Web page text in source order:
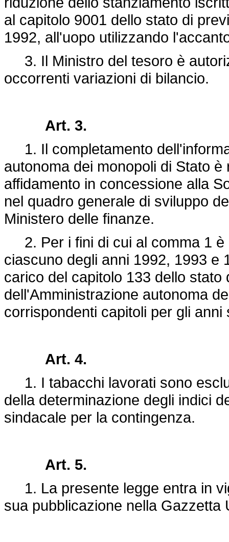
al capitolo 9001 dello stato di
1992, all'uopo utilizzando
3. Il Ministro del tesoro è
occorrenti variazioni di bilancio.
Art. 3.
1. Il completamento
autonoma dei monopoli di Stato
affidamento in concessione alla
nel quadro generale di sviluppo
Ministero delle finanze.
2. Per i fini di cui al comma 1 è
ciascuno degli anni 1992, 1993 e
carico del capitolo 133 dello
dell'Amministrazione autonoma
corrispondenti capitoli per gli anni
Art. 4.
1. I tabacchi lavorati sono
della determinazione degli indici
sindacale per la contingenza.
Art. 5.
1. La presente legge entra in
sua pubblicazione nella Gazzetta